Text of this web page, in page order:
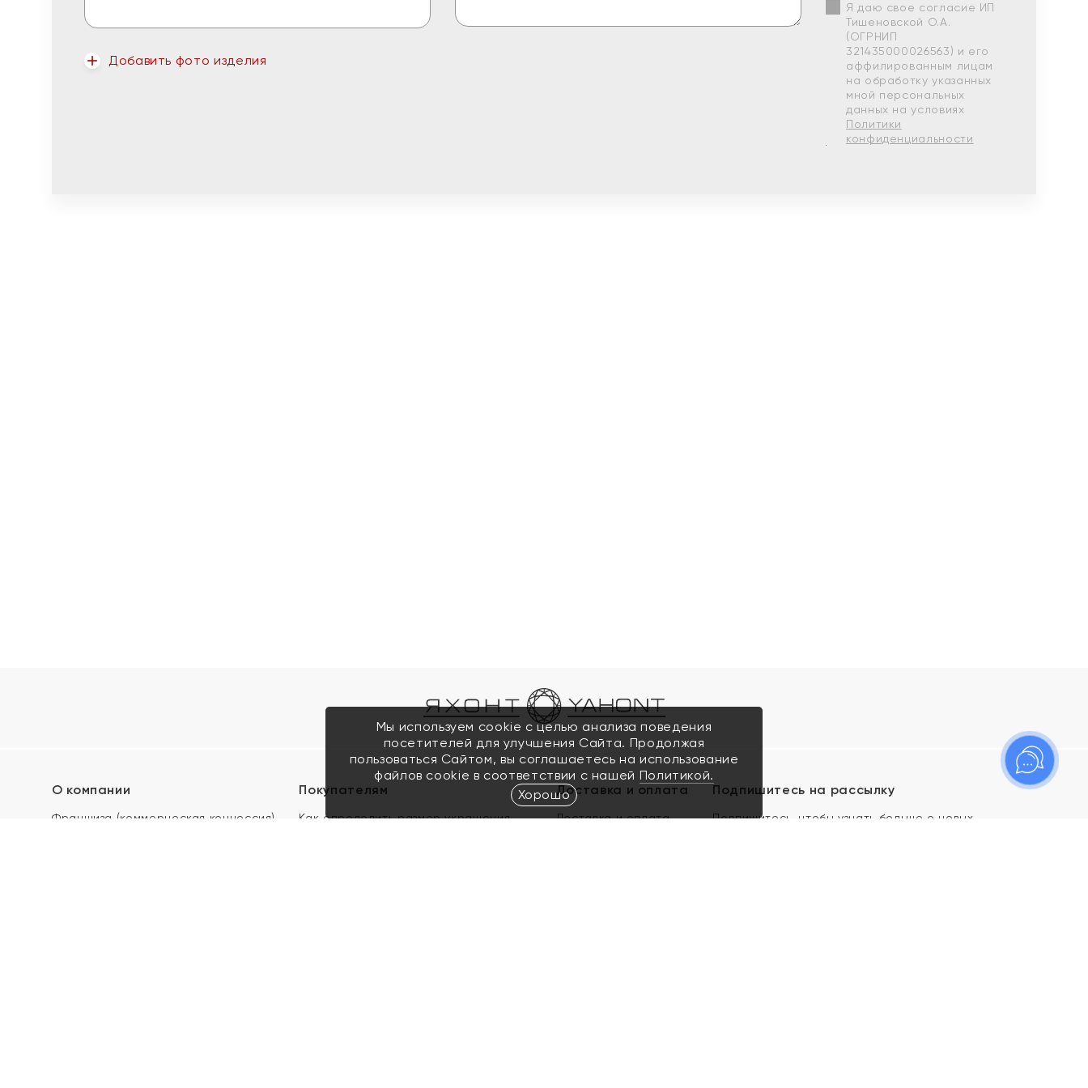
Добавить фото изделия
Я даю свое согласие ИП
Тишеновской О.А.
(ОГРНИП
321435000026563) и его
аффилированным лицам
на обработку указанных
мной персональных
данных на условиях
Политики
конфиденциальности
О компании
Франшиза (коммерческая концессия)
Покупателям
Как определить размер украшения
Доставка и оплата
Доставка и оплата
Подпишитесь на рассылку
Подпишитесь, чтобы узнать больше о новых
Мы используем cookie с целью анализа поведения
посетителей для улучшения Сайта. Продолжая
пользоваться Сайтом, вы соглашаетесь на использование
файлов cookie в соответствии с нашей Политикой.
Хорошо